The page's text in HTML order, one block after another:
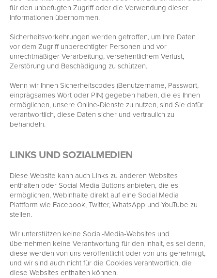
für den unbefugten Zugriff oder die Verwendung dieser
Informationen übernommen.
Sicherheitsvorkehrungen werden getroffen, um Ihre Daten
vor dem Zugriff unberechtigter Personen und vor
unrechtmäßiger Verarbeitung, versehentlichem Verlust,
Zerstörung und Beschädigung zu schützen.
Wenn wir Ihnen Sicherheitscodes (Benutzername, Passwort,
einprägsames Wort oder PIN) gegeben haben, die es Ihnen
ermöglichen, unsere Online-Dienste zu nutzen, sind Sie dafür
verantwortlich, diese Daten sicher und vertraulich zu
behandeln.
LINKS UND SOZIALMEDIEN
Diese Website kann auch Links zu anderen Websites
enthalten oder Social Media Buttons anbieten, die es
ermöglichen, Webinhalte direkt auf eine Social Media
Plattform wie Facebook, Twitter, WhatsApp und YouTube zu
stellen.
Wir unterstützen keine Social-Media-Websites und
übernehmen keine Verantwortung für den Inhalt, es sei denn,
diese werden von uns veröffentlicht oder von uns genehmigt,
und wir sind auch nicht für die Cookies verantwortlich, die
diese Websites enthalten können.